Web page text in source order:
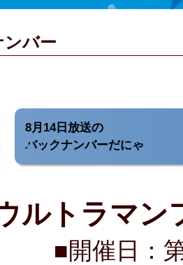
バー
8月14日放送の
バックナンバーだにゃ
ルトラマン
■開催日：